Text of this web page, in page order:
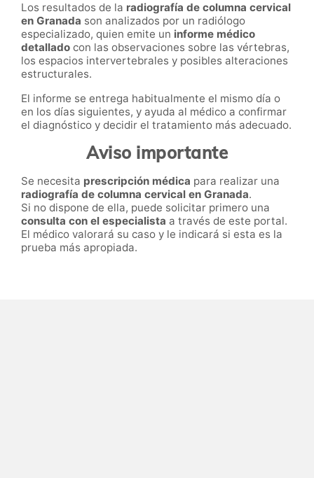
Los resultados de la radiografía de columna cervical
en Granada son analizados por un radiólogo
especializado, quien emite un informe médico
detallado con las observaciones sobre las vértebras,
los espacios intervertebrales y posibles alteraciones
estructurales.
El informe se entrega habitualmente el mismo día o
en los días siguientes, y ayuda al médico a confirmar
el diagnóstico y decidir el tratamiento más adecuado.
Aviso importante
Se necesita prescripción médica para realizar una
radiografía de columna cervical en Granada.
Si no dispone de ella, puede solicitar primero una
consulta con el especialista a través de este portal.
El médico valorará su caso y le indicará si esta es la
prueba más apropiada.